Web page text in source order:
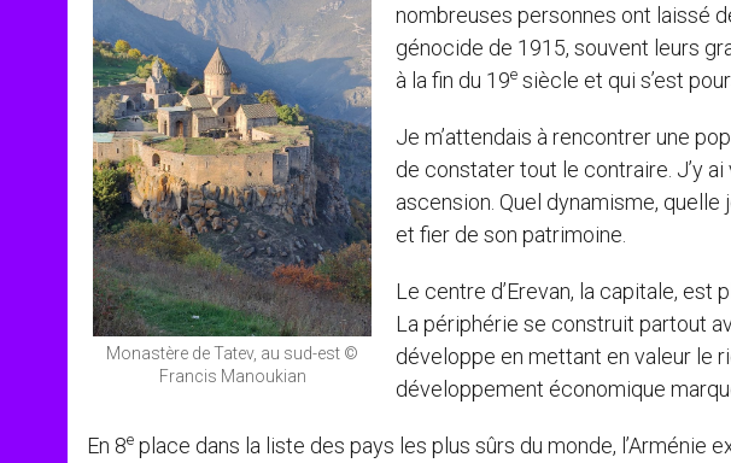
Monastère de Tatev, au sud-est ©
Francis Manoukian
nombreuses personnes ont laissé
génocide de 1915, souvent leurs
à la fin du 19e siècle et qui s’est
Je m’attendais à rencontrer une
de constater tout le contraire. J’y
ascension. Quel dynamisme,
et fier de son patrimoine.
Le centre d’Erevan, la capitale, est
La périphérie se construit partout
développe en mettant en valeur le
développement économique
En 8e place dans la liste des pays les plus sûrs du monde, l’Arménie